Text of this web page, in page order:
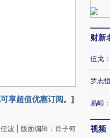
享超值优惠订阅。]
波 | 版面编辑：肖子何
财新
伍戈 ：
罗志恒
易峘 ：
视频